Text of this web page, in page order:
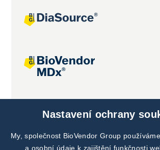
Nastavení ochrany
My, společnost BioVendor Group
a osobní údaje k zajištění funkčnosti